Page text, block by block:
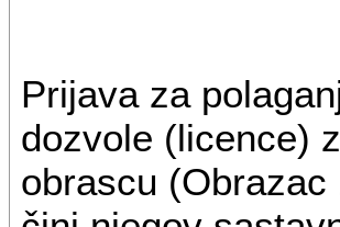
Prijava za
dozvole (licence)
obrascu